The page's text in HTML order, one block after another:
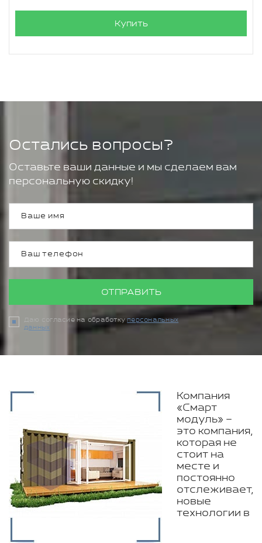
Купить
Остались вопросы?
Оставьте ваши данные и мы сделаем вам
персональную скидку!
ОТПРАВИТЬ
Даю согласие на обработкуперсональных
данных
Компания
«Смарт
модуль» –
это компания,
которая не
стоит на
месте и
постоянно
отслеживает,
новые
технологии в